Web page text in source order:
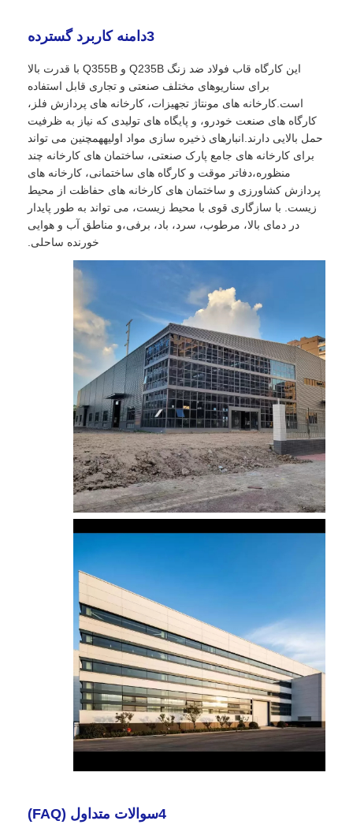
3دامنه کاربرد گسترده
این کارگاه قاب فولاد ضد زنگ Q235B و Q355B با قدرت بالا
برای سناریوهای مختلف صنعتی و تجاری قابل استفاده
است.کارخانه های مونتاژ تجهیزات، کارخانه های پردازش فلز،
کارگاه های صنعت خودرو، و پایگاه های تولیدی که نیاز به ظرفیت
حمل بالایی دارند.انبارهای ذخیره سازی مواد اولیههمچنین می تواند
برای کارخانه های جامع پارک صنعتی، ساختمان های کارخانه چند
منظوره،دفاتر موقت و کارگاه های ساختمانی، کارخانه های
پردازش کشاورزی و ساختمان های کارخانه های حفاظت از محیط
زیست. با سازگاری قوی با محیط زیست، می تواند به طور پایدار
در دمای بالا، مرطوب، سرد، باد، برفی،و مناطق آب و هوایی
خورنده ساحلی.
4سوالات متداول (FAQ)